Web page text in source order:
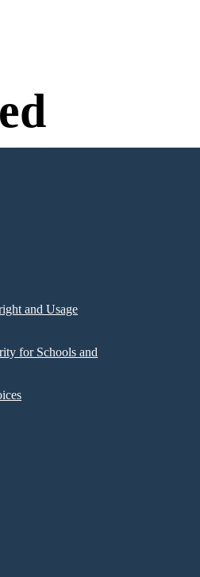
and Usage
for Schools and